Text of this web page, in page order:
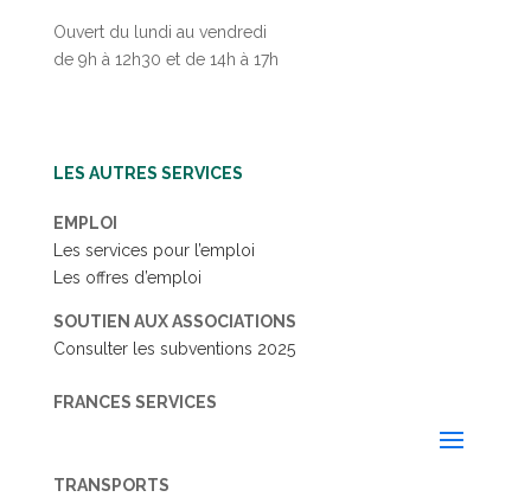
Ouvert du lundi au vendredi
de 9h à 12h30 et de 14h à 17h
LES AUTRES SERVICES
EMPLOI
Les services pour l’emploi
Les offres d’emploi
SOUTIEN AUX ASSOCIATIONS
Consulter les subventions 2025
FRANCES SERVICES
TRANSPORTS